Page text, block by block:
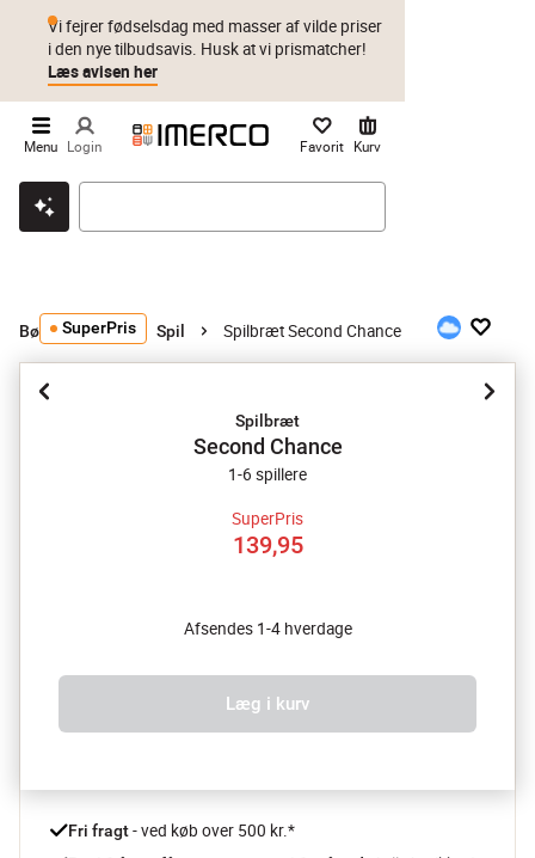
Klik & hent Byt i 1 år Prismatch
Vi fejrer fødselsdag med masser af vilde priser
i den nye tilbudsavis. Husk at vi prismatcher!
Læs avisen her
Menu Login Favorit Kurv
Bøger og spil Spil Spilbræt Second Chance
SuperPris
Spilbræt
Second Chance
1-6 spillere
SuperPris
139,95
Afsendes 1-4 hverdage
Læg i kurv
Fri fragt - ved køb over 500 kr.*